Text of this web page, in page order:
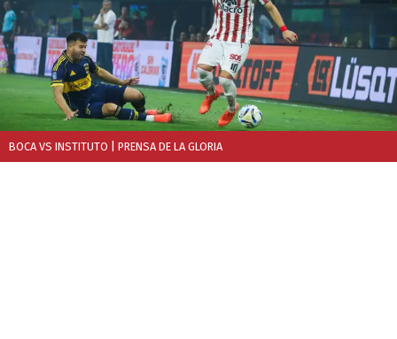
BOCA VS INSTITUTO | PRENSA DE LA GLORIA